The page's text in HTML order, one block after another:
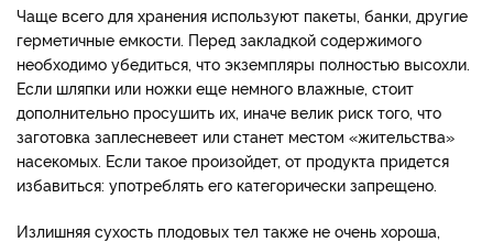
Чаще всего для хранения используют пакеты, банки, другие
герметичные емкости. Перед закладкой содержимого
необходимо убедиться, что экземпляры полностью высохли.
Если шляпки или ножки еще немного влажные, стоит
дополнительно просушить их, иначе велик риск того, что
заготовка заплесневеет или станет местом «жительства»
насекомых. Если такое произойдет, от продукта придется
избавиться: употреблять его категорически запрещено.
Излишняя сухость плодовых тел также не очень хороша,